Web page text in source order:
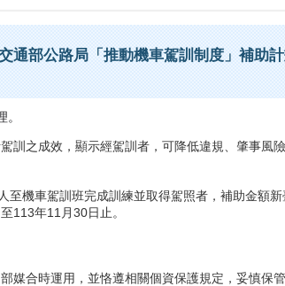
通部公路局「推動機車駕訓制度」補助
訓之成效，顯示經駕訓者，可降低違規、肇事風
至機車駕訓班完成訓練並取得駕照者，補助金額新
113年11月30日止。
媒合時運用，並恪遵相關個資保護規定，妥慎保管